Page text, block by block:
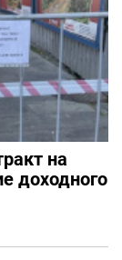
на
доходного